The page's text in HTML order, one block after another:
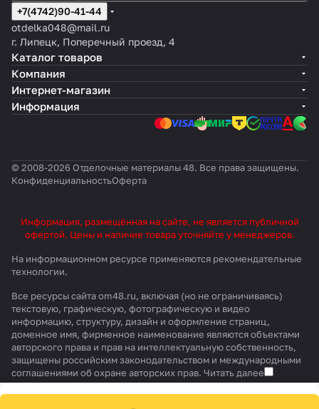
+7(4742)90-41-44
otdelka048@mail.ru
г. Липецк, Поперечный проезд, 4
Каталог товаров
Компания
Интернет-магазин
Информация
© 2008-2026 Отделочные материалы 48. Все права защищены.
КонфиденциальностьОферта
Информация, размещённая на сайте, не является публичной
офертой. Цены и наличие товара уточняйте у менеджеров.
На информационном ресурсе применяются рекомендательные
технологии.
Все ресурсы сайта om48.ru, включая (но не ограничиваясь)
текстовую, графическую, фотографическую и видео
информацию, структуру, дизайн и оформление страниц,
доменное имя, фирменное наименование являются объектами
авторского права и прав на интеллектуальную собственность,
защищены российским законодательством и международными
соглашениями об охране авторских прав. Читать далее